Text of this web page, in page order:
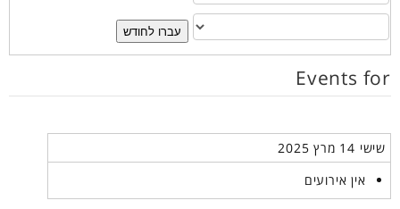
עברו לחודש
Events for
שישי 14 מרץ 2025
אין אירועים